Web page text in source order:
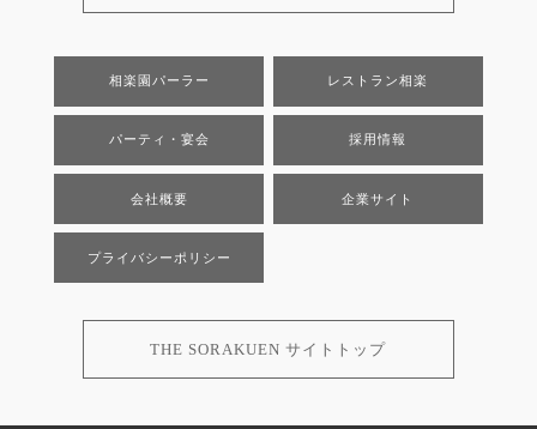
相楽園パーラー レストラン相楽
パーティ・宴会 採用情報
会社概要 企業サイト
プライバシーポリシー
THE SORAKUEN サイトトップ